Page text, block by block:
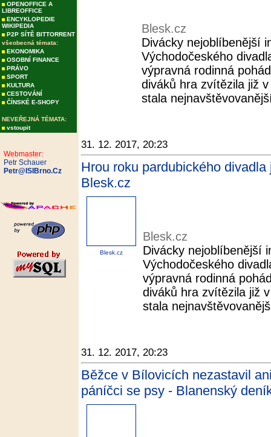
OPENOFFICE A
LIBREOFFICE
ENCYKLOPEDIE
WIKIPEDIA
P2P SÍTĚ BITTORRENT
všeobecná témata:
EKONOMIKA
OSOBNÍ FINANCE
PRÁVO
SPORT
KULTURA
CESTOVÁNÍ
ČÍNSKÉ E-SHOPY
NEVEŘEJNÁ TÉMATA:
vstoupit
Webmaster:
Petr Schauer
Petr@ISIBrno.Cz
Blesk.cz
Divácky nejoblíbenější
Východočeského
výpravná rodinná
diváků hra zvítězila již
stala
31. 12. 2017, 20:23
Hrou roku pardubického
Blesk.cz
Blesk.cz
Blesk.cz
Divácky nejoblíbenější
Východočeského
výpravná rodinná
diváků hra zvítězila již
stala
31. 12. 2017, 20:23
Běžce v Bílovicích nezastavil
páníčci se psy - Blanenský